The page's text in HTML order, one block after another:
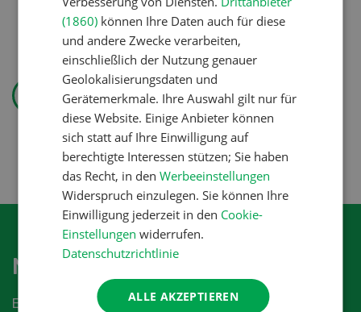
Tierproduktion»
Pflanzenbau
Erst das Ziel, dann die
Zwischenfrucht
Newsletter abonnieren
Erhalten Sie die aktuellen News aus der
(1860) können Ihre Daten auch für diese
und andere Zwecke verarbeiten,
einschließlich der Nutzung genauer
Geolokalisierungsdaten und
Gerätemerkmale. Ihre Auswahl gilt nur für
diese Website. Einige Anbieter können
sich statt auf Ihre Einwilligung auf
berechtigte Interessen stützen; Sie haben
das Recht, in denWerbeeinstellungen
Widerspruch einzulegen. Sie können Ihre
Einwilligung jederzeit in den Cookie-
Einstellungen widerrufen.
Datenschutzrichtlinie
ALLE AKZEPTIEREN